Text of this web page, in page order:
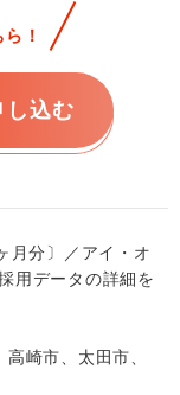
！
込む
月分〕／アイ・オ
用データの詳細を
崎市、太田市、